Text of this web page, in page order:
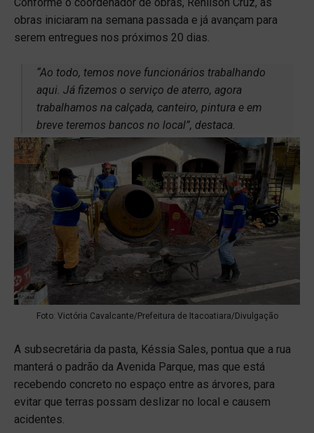
Conforme o coordenador de obras, Renilson Cruz, as
obras iniciaram na semana passada e já avançam para
serem entregues nos próximos 20 dias.
“Ao todo, temos nove funcionários trabalhando
aqui. Já fizemos o serviço de aterro, agora
trabalhamos na calçada, canteiro, pintura e em
breve teremos bancos no local”, destaca.
Foto: Victória Cavalcante/Prefeitura de Itacoatiara/Divulgação
A subsecretária da pasta, Késsia Sales, pontua que a rua
manterá o padrão da Avenida Parque, mas que está
recebendo concreto no espaço entre as árvores, para
evitar que terras possam deslizar no local e causem
acidentes.